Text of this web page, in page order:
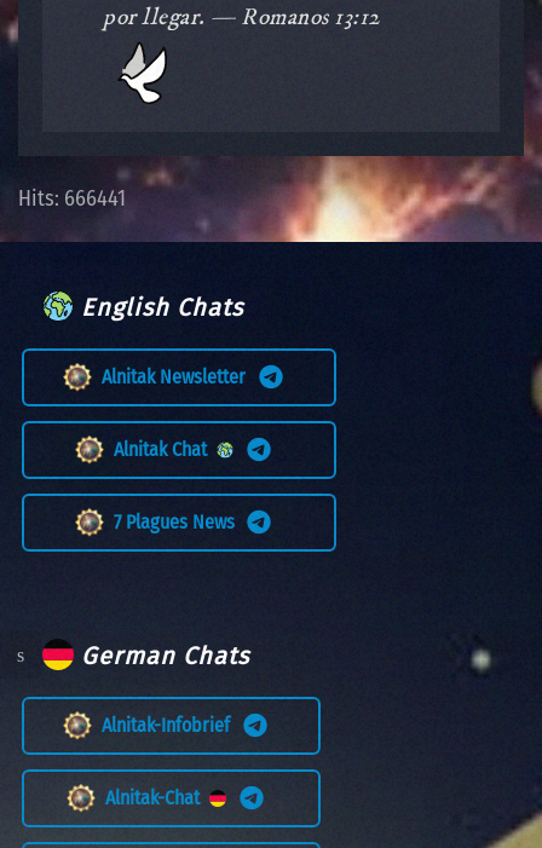
por llegar. — Romanos 13:12
Hits: 666441
English Chats
Alnitak Newsletter
Alnitak Chat
7 Plagues News
German Chats
Alnitak-Infobrief
Alnitak-Chat